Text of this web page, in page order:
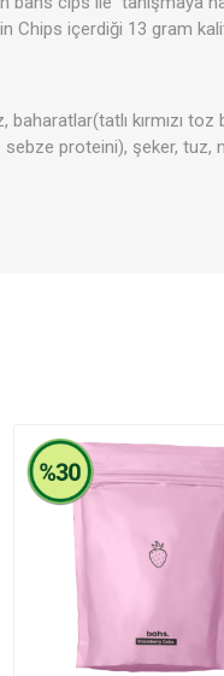
Kişisel Bakım
Bakliyat- Tahıl- Un-
-Baharat
Chips içerdiği 13 gram
baharatlar(tatlı kırmızı
proteini), şeker, tuz,